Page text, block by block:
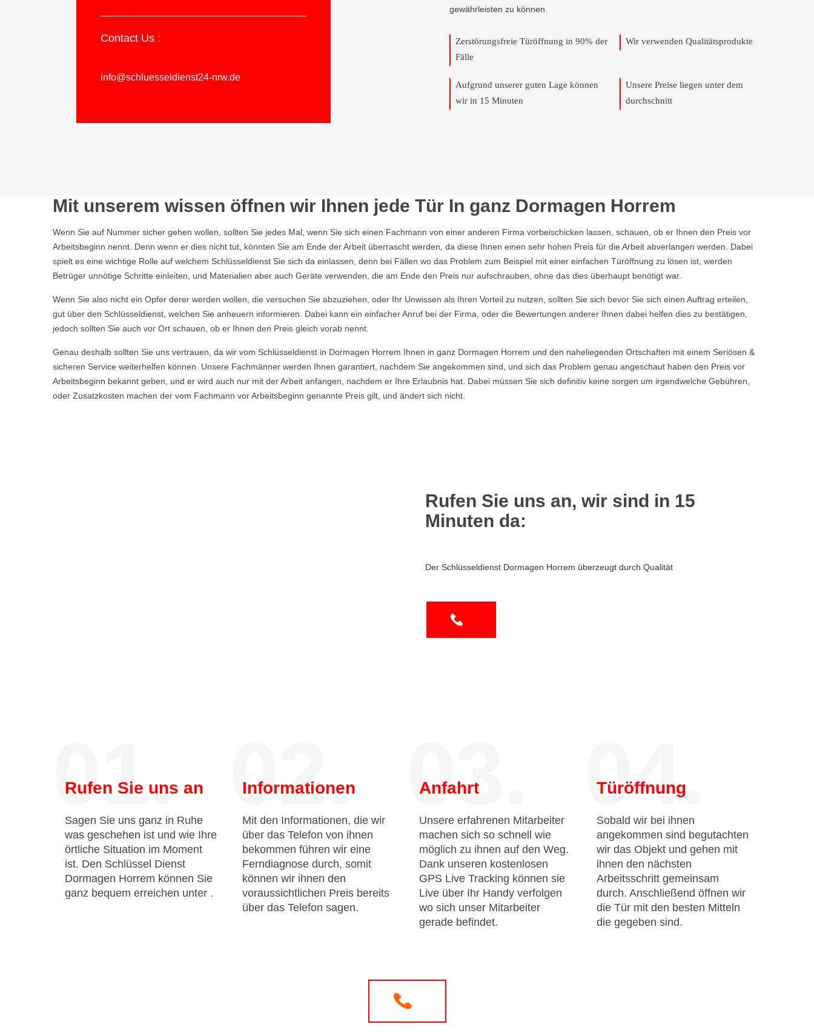
Contact Us :
info@schluesseldienst24-nrw.de
gewährleisten zu können.
Zerstörungsfreie Türöffnung in 90% der
Fälle
Wir verwenden Qualitätsprodukte
Aufgrund unserer guten Lage können
wir in 15 Minuten
Unsere Preise liegen unter dem
durchschnitt
Mit unserem wissen öffnen wir Ihnen jede Tür In ganz Dormagen Horrem
Wenn Sie auf Nummer sicher gehen wollen, sollten Sie jedes Mal, wenn Sie sich einen Fachmann von einer anderen Firma vorbeischicken lassen, schauen, ob er Ihnen den Preis vor
Arbeitsbeginn nennt. Denn wenn er dies nicht tut, könnten Sie am Ende der Arbeit überrascht werden, da diese Ihnen einen sehr hohen Preis für die Arbeit abverlangen werden. Dabei
spielt es eine wichtige Rolle auf welchem Schlüsseldienst Sie sich da einlassen, denn bei Fällen wo das Problem zum Beispiel mit einer einfachen Türöffnung zu lösen ist, werden
Betrüger unnötige Schritte einleiten, und Materialien aber auch Geräte verwenden, die am Ende den Preis nur aufschrauben, ohne das dies überhaupt benötigt war.
Wenn Sie also nicht ein Opfer derer werden wollen, die versuchen Sie abzuziehen, oder Ihr Unwissen als Ihren Vorteil zu nutzen, sollten Sie sich bevor Sie sich einen Auftrag erteilen,
gut über den Schlüsseldienst, welchen Sie anheuern informieren. Dabei kann ein einfacher Anruf bei der Firma, oder die Bewertungen anderer Ihnen dabei helfen dies zu bestätigen,
jedoch sollten Sie auch vor Ort schauen, ob er Ihnen den Preis gleich vorab nennt.
Genau deshalb sollten Sie uns vertrauen, da wir vom Schlüsseldienst in Dormagen Horrem Ihnen in ganz Dormagen Horrem und den naheliegenden Ortschaften mit einem Seriösen &
sicheren Service weiterhelfen können. Unsere Fachmänner werden Ihnen garantiert, nachdem Sie angekommen sind, und sich das Problem genau angeschaut haben den Preis vor
Arbeitsbeginn bekannt geben, und er wird auch nur mit der Arbeit anfangen, nachdem er Ihre Erlaubnis hat. Dabei müssen Sie sich definitiv keine sorgen um irgendwelche Gebühren,
oder Zusatzkosten machen der vom Fachmann vor Arbeitsbeginn genannte Preis gilt, und ändert sich nicht.
Rufen Sie uns an, wir sind in 15
Minuten da:
Der Schlüsseldienst Dormagen Horrem überzeugt durch Qualität
01.
Rufen Sie uns an
Sagen Sie uns ganz in Ruhe
was geschehen ist und wie Ihre
örtliche Situation im Moment
ist. Den Schlüssel Dienst
Dormagen Horrem können Sie
ganz bequem erreichen unter .
02.
Informationen
Mit den Informationen, die wir
über das Telefon von ihnen
bekommen führen wir eine
Ferndiagnose durch, somit
können wir ihnen den
voraussichtlichen Preis bereits
über das Telefon sagen.
03.
Anfahrt
Unsere erfahrenen Mitarbeiter
machen sich so schnell wie
möglich zu ihnen auf den Weg.
Dank unseren kostenlosen
GPS Live Tracking können sie
Live über Ihr Handy verfolgen
wo sich unser Mitarbeiter
gerade befindet.
04.
Türöffnung
Sobald wir bei ihnen
angekommen sind begutachten
wir das Objekt und gehen mit
ihnen den nächsten
Arbeitsschritt gemeinsam
durch. Anschließend öffnen wir
die Tür mit den besten Mitteln
die gegeben sind.